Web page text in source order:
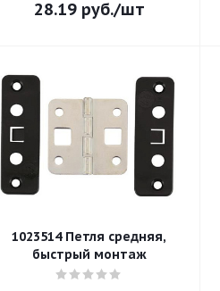
28.19руб./шт
1023514 Петля средняя,
быстрый монтаж